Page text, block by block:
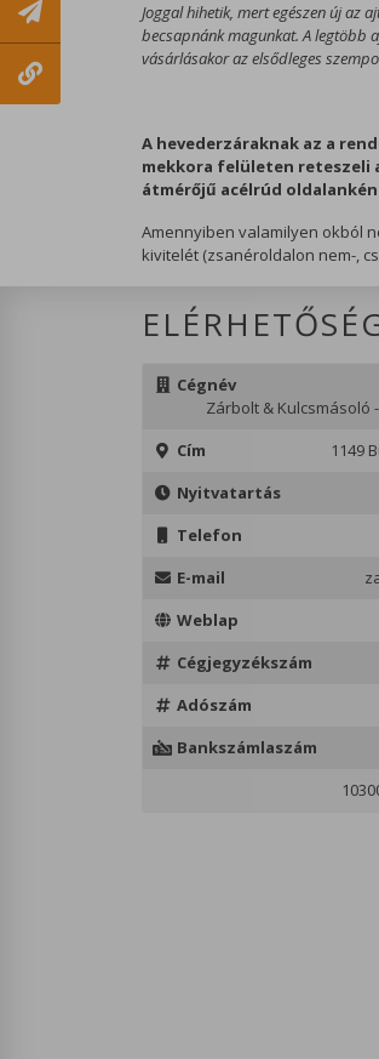
Joggal hihetik, mert egészen új az
becsapnánk magunkat. A legtöbb
vásárlásakor az elsődleges
A hevederzáraknak az a
mekkora felületen reteszeli
átmérőjű acélrúd
Amennyiben valamilyen okból
kivitelét (zsanéroldalon nem-,
Cégnév
Zárbolt & Kulcsmásoló
Cím
1149
Nyitvatartás
Telefon
E-mail
Weblap
Cégjegyzékszám
Adószám
Bankszámlaszám